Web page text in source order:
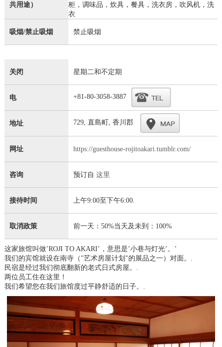
共用途）
柜，调味品，炊具，餐具，洗衣房，吹风机，洗
衣
吸烟/禁止吸烟 禁止吸烟
关闭 星期二和不定期
电 +81-80-3058-3887
地址 729, 直島町, 香川郡
网址 https://guesthouse-rojitoakari.tumblr.com/
咨询 预订自 这里
接待时间 上午9:00至下午6:00.
取消政策 前一天：50%当天及未到：100%
这家旅馆叫做’ROJI TO AKARI’，意思是’小巷与灯光’。’
我们的宾馆就设在南寺（"艺术房屋计划"的展品之一）对面。.
民宿是经过我们彻底翻新的老式日式房屋。.
两位员工住在这里！
我们希望您在我们旅馆度过平静舒适的日子。.